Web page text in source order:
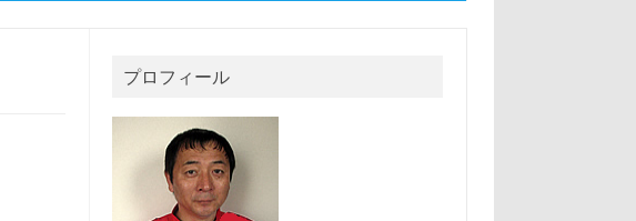
プロフィール